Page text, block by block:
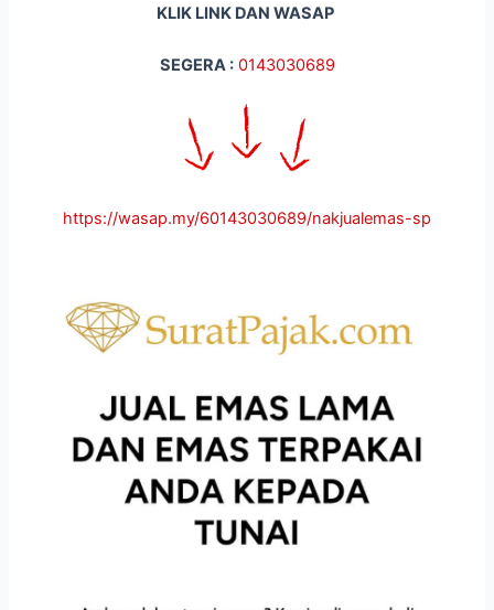
KLIK LINK DAN WASAP
SEGERA : 0143030689
https://wasap.my/60143030689/nakjualemas-sp